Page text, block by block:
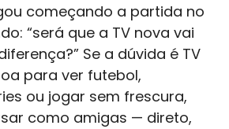
começando a partida no
“será que a TV nova vai
Se a dúvida é TV
para ver futebol,
ou jogar sem frescura,
como amigas — direto,